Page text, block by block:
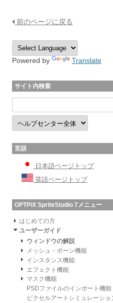
前のページに戻る
Powered by Translate
サイト内検索
言語
日本語ページトップ
英語ページトップ
OPTPiX SpriteStudio 7メニュー
はじめての方
ユーザーガイド
ウィンドウの解説
メッシュ・ボーン機能
インスタンス機能
エフェクト機能
マスク機能
PSDファイルのインポート機
ピクセルアートシミュレーショ